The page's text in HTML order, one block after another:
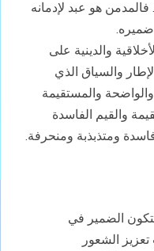
فالمدمن هو عبد لإدمانه
والدينية على
والسياق الذي
والمستقيمة
والقيم الفاسدة
ومتذبذبة ومنحرفة.
الضمير في
الشعور